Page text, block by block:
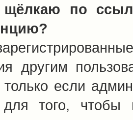
щёлкаю по
другим
если
того, чтобы